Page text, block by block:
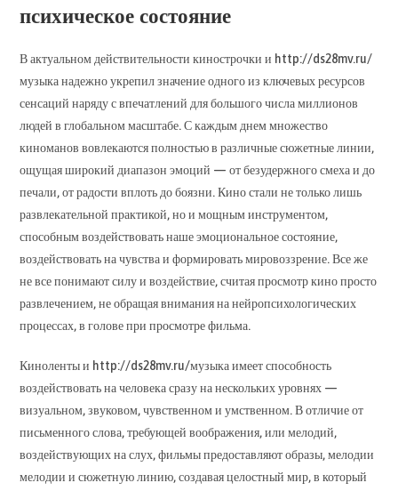
психическое состояние
В актуальном действительности кинострочки и http://ds28mv.ru/
музыка надежно укрепил значение одного из ключевых ресурсов
сенсаций наряду с впечатлений для большого числа миллионов
людей в глобальном масштабе. С каждым днем множество
киноманов вовлекаются полностью в различные сюжетные линии,
ощущая широкий диапазон эмоций — от безудержного смеха и до
печали, от радости вплоть до боязни. Кино стали не только лишь
развлекательной практикой, но и мощным инструментом,
способным воздействовать наше эмоциональное состояние,
воздействовать на чувства и формировать мировоззрение. Все же
не все понимают силу и воздействие, считая просмотр кино просто
развлечением, не обращая внимания на нейропсихологических
процессах, в голове при просмотре фильма.
Киноленты и http://ds28mv.ru/музыка имеет способность
воздействовать на человека сразу на нескольких уровнях —
визуальном, звуковом, чувственном и умственном. В отличие от
письменного слова, требующей воображения, или мелодий,
воздействующих на слух, фильмы предоставляют образы, мелодии
мелодии и сюжетную линию, создавая целостный мир, в который